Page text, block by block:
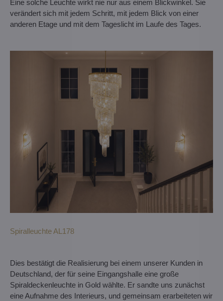
Eine solche Leuchte wirkt nie nur aus einem Blickwinkel. Sie
verändert sich mit jedem Schritt, mit jedem Blick von einer
anderen Etage und mit dem Tageslicht im Laufe des Tages.
Spiralleuchte AL178
Dies bestätigt die Realisierung bei einem unserer Kunden in
Deutschland, der für seine Eingangshalle eine große
Spiraldeckenleuchte in Gold wählte. Er sandte uns zunächst
eine Aufnahme des Interieurs, und gemeinsam erarbeiteten wir